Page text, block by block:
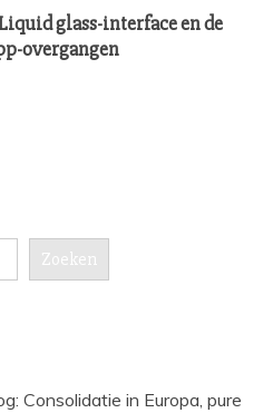
glass-interface en de
overgangen
Zoeken
Consolidatie in Europa, pure